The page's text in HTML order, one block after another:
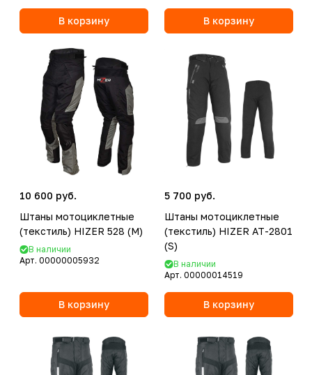
В корзину В корзину
10 600 руб.
Штаны мотоциклетные
(текстиль) HIZER 528 (M)
В наличии
Арт. 00000005932
В корзину
5 700 руб.
Штаны мотоциклетные
(текстиль) HIZER AT-2801
(S)
В наличии
Арт. 00000014519
В корзину